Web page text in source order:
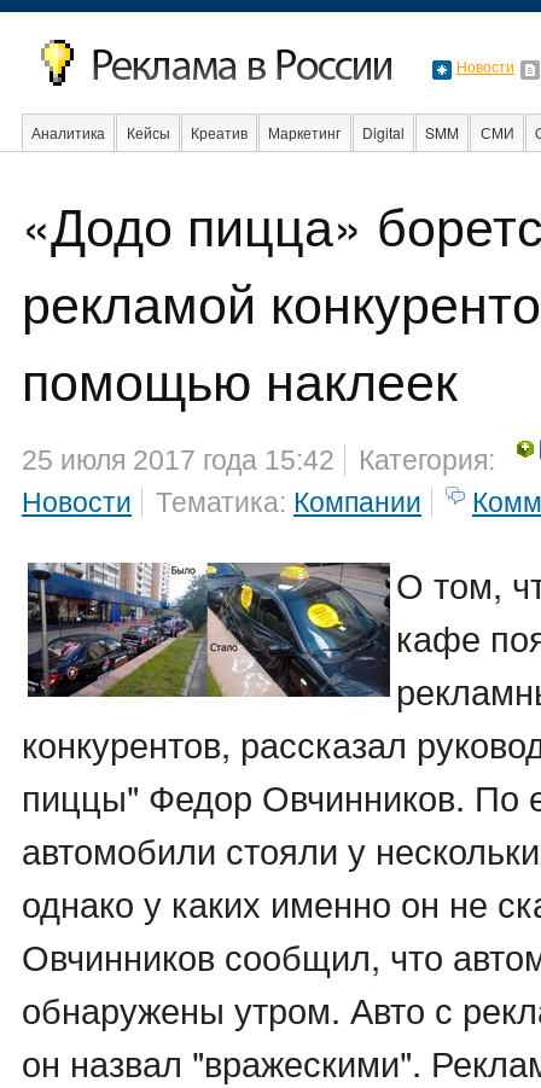
Новости
Аналитика Кейсы Креатив Маркетинг Digital SMM СМИ
Образование Стартапы
«Додо пицца»
рекламой
помощью наклеек
25 июля 2017 года 15:42
Категория:
Новости
Тематика: Компании
О том,
кафе
конкурентов, рассказал
пиццы" Федор Овчинников. По
автомобили стояли у
однако у каких именно он не
Овчинников сообщил, что
обнаружены утром. Авто с
он назвал "вражескими".